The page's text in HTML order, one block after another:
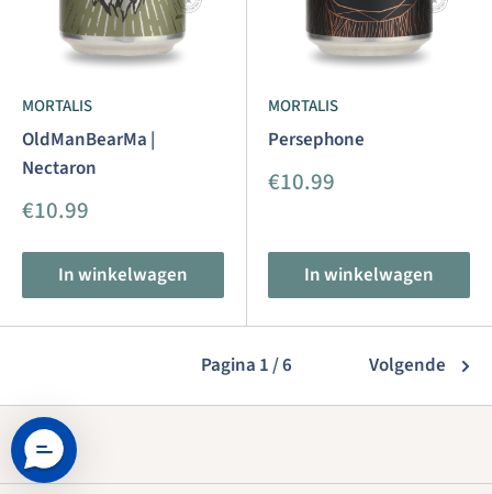
MORTALIS
OldManBearMa |
Nectaron
Aanbiedingsprijs
€10.99
In winkelwagen
MORTALIS
Persephone
Aanbiedingsprijs
€10.99
In winkelwagen
Pagina 1 / 6 Volgende